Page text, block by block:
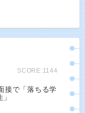
SCORE:1144
接で「落ちる学